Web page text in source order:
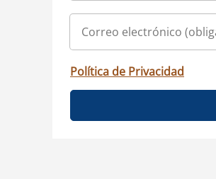
Política de Privacidad